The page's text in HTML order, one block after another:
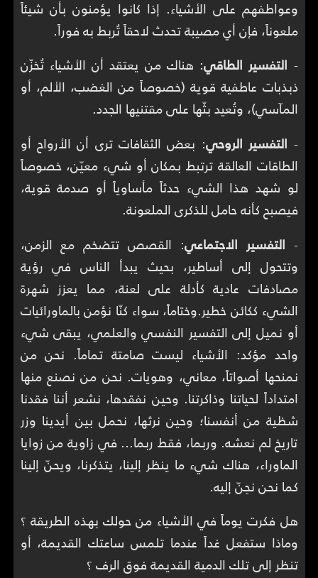
وعواطفهم على الأشياء. إذا كانوا يؤمنون بأن شيئاً
ملعوناً، فإن أي مصيبة تحدث لاحقاً تُربط به فوراً.
- التفسير الطاقي: هناك من يعتقد أن الأشياء تُخزّن
ذبذبات عاطفية قوية (خصوصاً من الغضب، الألم، أو
المآسي)، وتُعيد بثّها على مقتنيها الجدد.
- التفسير الروحي: بعض الثقافات ترى أن الأرواح أو
الطاقات العالقة ترتبط بمكان أو شيء معيّن، خصوصاً
لو شهد هذا الشيء حدثاً مأساوياً أو صدمة قوية،
فيصبح كأنه حامل للذكرى الملعونة.
- التفسير الاجتماعي: القصص تتضخم مع الزمن،
وتتحول إلى أساطير، بحيث يبدأ الناس في رؤية
مصادفات عادية كأدلة على لعنة، مما يعزز شهرة
الشيء ككائن خطير.وختاماً، سواء كنّا نؤمن بالماورائيات
أو نميل إلى التفسير النفسي والعلمي، يبقى شيء
واحد مؤكد: الأشياء ليست صامتة تماماً. نحن من
نمنحها أصواتاً، معاني، وهويات. نحن من نصنع منها
امتداداً لحياتنا وذاكرتنا. وحين نفقدها، نشعر أننا فقدنا
شظية من أنفسنا؛ وحين نرثها، نحمل بين أيدينا وزر
تاريخ لم نعشه. وربما، فقط ربما… في زاوية من زوايا
الماوراء، هناك شيء ما ينظر إلينا، يتذكرنا، ويحنّ إلينا
كما نحن نحِنّ إليه.
هل فكرت يوماً في الأشياء من حولك بهذه الطريقة ؟
وماذا ستفعل غداً عندما تلمس ساعتك القديمة، أو
تنظر إلى تلك الدمية القديمة فوق الرف ؟